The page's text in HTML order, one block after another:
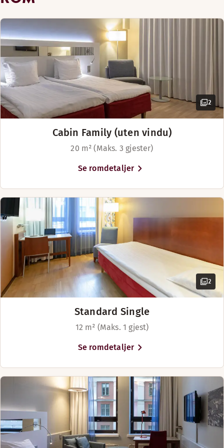
2
Cabin Family (uten vindu)
20 m² (Maks. 3 gjester)
Se romdetaljer
2
Standard Single
12 m² (Maks. 1 gjest)
Se romdetaljer